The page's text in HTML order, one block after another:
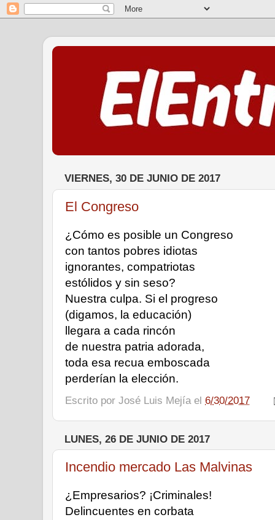
VIERNES, 30 DE JUNIO DE 2017
El Congreso
¿Cómo es posible un Congreso
con tantos pobres idiotas
ignorantes, compatriotas
estólidos y sin seso?
Nuestra culpa. Si el progreso
(digamos, la educación)
llegara a cada rincón
de nuestra patria adorada,
toda esa recua emboscada
perderían la elección.
Escrito por José Luis Mejía el 6/30/2017
LUNES, 26 DE JUNIO DE 2017
Incendio mercado Las Malvinas
¿Empresarios? ¡Criminales!
Delincuentes en corbata